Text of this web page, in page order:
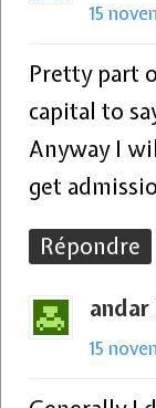
15
Pretty part
capital to
Anyway I
get
Répondre
andar
15